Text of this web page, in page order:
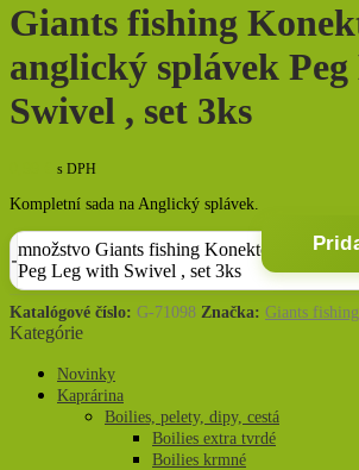
Giants fishing
anglický splávek
Swivel , set 3ks
s DPH
Kompletní sada na Anglický splávek.
množstvo Giants fishing Konektor na
Peg Leg with Swivel , set 3ks
Katalógové číslo: G-71098 Značka: Giants fishing
Kategórie
Novinky
Kaprárina
Boilies, pelety, dipy, cestá
Boilies extra tvrdé
Boilies krmné